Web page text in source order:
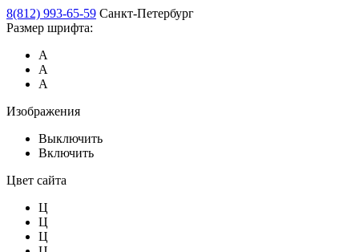
8(812) 993-65-59 Санкт-Петербург
Размер шрифта:
А
А
А
Изображения
Выключить
Включить
Цвет сайта
Ц
Ц
Ц